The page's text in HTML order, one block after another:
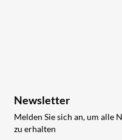
Newsletter
Melden Sie sich an, um alle
zu erhalten